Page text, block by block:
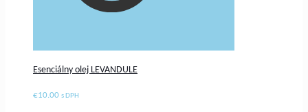
Esenciálny olej LEVANDULE
€10.00 s DPH